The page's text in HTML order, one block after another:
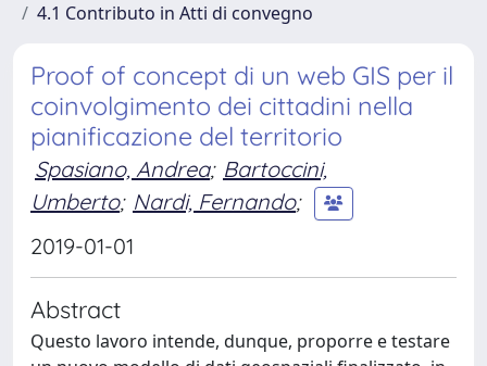
4.1 Contributo in Atti di convegno
Proof of concept di un web GIS per il
coinvolgimento dei cittadini nella
pianificazione del territorio
Spasiano, Andrea; Bartoccini,
Umberto; Nardi, Fernando;
2019-01-01
Abstract
Questo lavoro intende, dunque, proporre e testare